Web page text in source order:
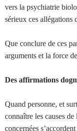
vers la psychiatrie
sérieux ces allégations
Que conclure de ces
arguments et la force
Des affirmations
Quand personne, et
connaître les causes
concernées